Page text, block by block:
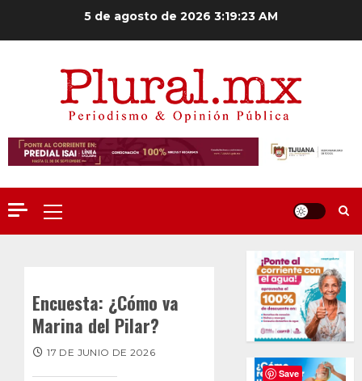
5 de agosto de 2026 3:19:24 AM
Menú
principal
Encuesta: ¿Cómo va
Marina del Pilar?
17 DE JUNIO DE 2026
Save